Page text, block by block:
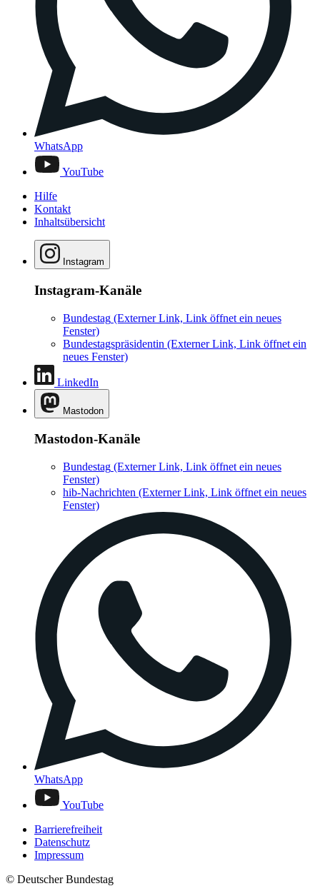
WhatsApp
YouTube
Hilfe
Kontakt
Inhaltsübersicht
Instagram
Instagram-Kanäle
Bundestag (Externer Link, Link öffnet ein neues
Fenster)
Bundestagspräsidentin (Externer Link, Link öffnet ein
neues Fenster)
LinkedIn
Mastodon
Mastodon-Kanäle
Bundestag (Externer Link, Link öffnet ein neues
Fenster)
hib-Nachrichten (Externer Link, Link öffnet ein neues
Fenster)
WhatsApp
YouTube
Barrierefreiheit
Datenschutz
Impressum
© Deutscher Bundestag